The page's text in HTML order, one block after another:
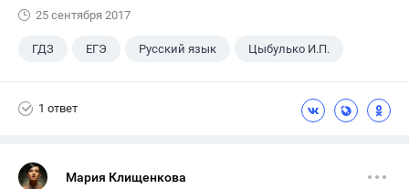
25 сентября 2017
ГДЗ ЕГЭ Русский язык Цыбулько И.П.
1 ответ
Мария Клищенкова